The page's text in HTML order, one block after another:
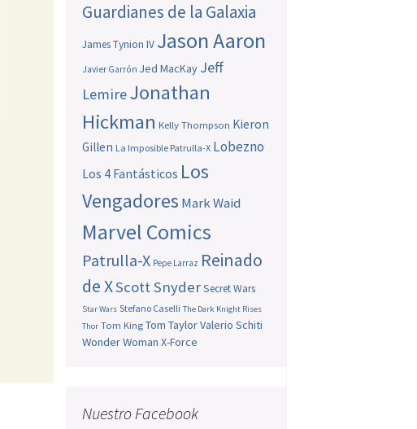
Guardianes de la Galaxia
James Tynion IV Jason Aaron
Javier Garrón Jed MacKay Jeff
LemireJonathan
Hickman Kelly Thompson Kieron
Gillen La Imposible Patrulla-X Lobezno
Los 4 Fantásticos Los
Vengadores Mark Waid
Marvel Comics
Patrulla-X Pepe Larraz Reinado
de XScott SnyderSecret Wars
Star Wars Stefano Caselli The Dark Knight Rises
Thor Tom King Tom TaylorValerio Schiti
Wonder Woman X-Force
Nuestro Facebook